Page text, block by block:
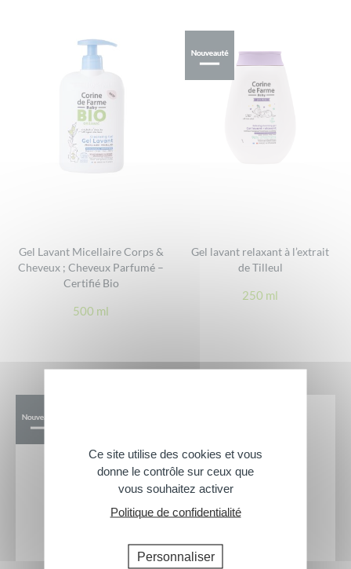
Gel Lavant Micellaire Corps &
Cheveux ; Cheveux Parfumé –
Certifié Bio
500 ml
Gel lavant relaxant à l’extrait
de Tilleul
250 ml
Ce site utilise des cookies et vous
donne le contrôle sur ceux que
vous souhaitez activer
Politique de confidentialité
Personnaliser